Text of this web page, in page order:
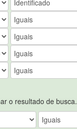
o resultado de busca.